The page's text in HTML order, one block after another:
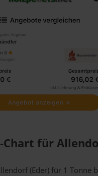
für
(Eder) für 1 Tonne